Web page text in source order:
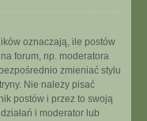
oznaczają, ile postów
forum, np. moderatora
zmieniać stylu
Nie należy pisać
postów i przez to swoją
i moderator lub